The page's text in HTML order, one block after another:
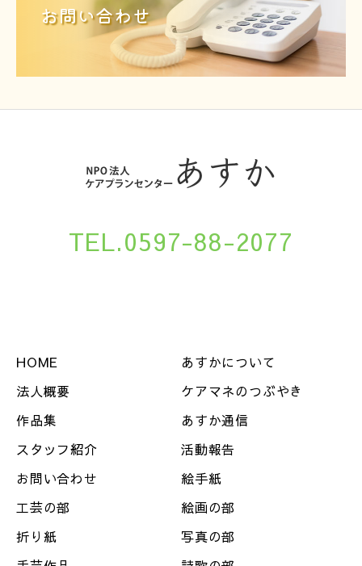
お問い合わせ
TEL.0597-88-2077
HOME
あすかについて
法人概要
ケアマネのつぶやき
作品集
あすか通信
スタッフ紹介
活動報告
お問い合わせ
絵手紙
工芸の部
絵画の部
折り紙
写真の部